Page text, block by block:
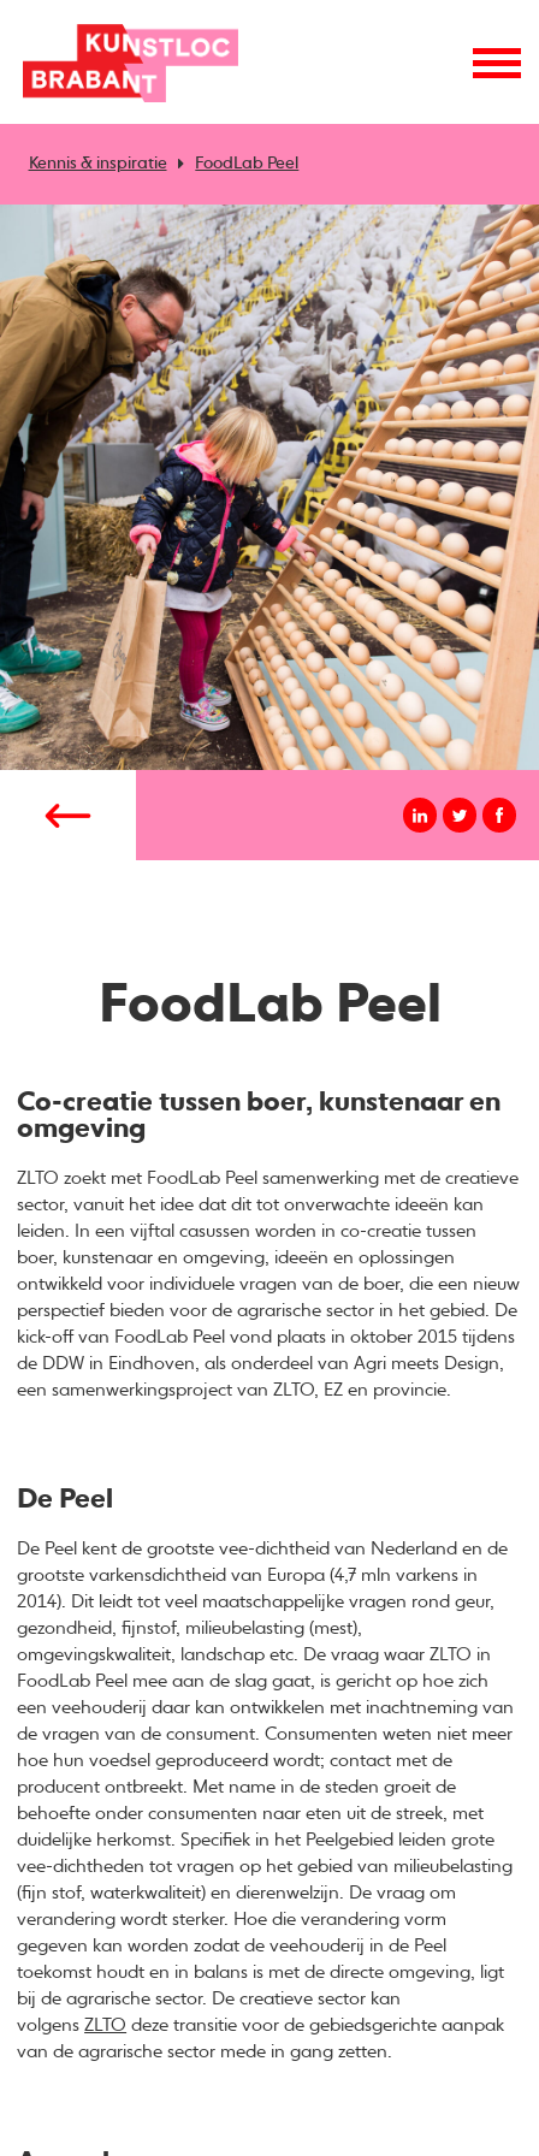
Kennis & inspiratie FoodLab Peel
FoodLab Peel
Co-creatie tussen boer, kunstenaar en
omgeving
ZLTO zoekt met FoodLab Peel samenwerking met de creatieve
sector, vanuit het idee dat dit tot onverwachte ideeën kan
leiden. In een vijftal casussen worden in co-creatie tussen
boer, kunstenaar en omgeving, ideeën en oplossingen
ontwikkeld voor individuele vragen van de boer, die een nieuw
perspectief bieden voor de agrarische sector in het gebied. De
kick-off van FoodLab Peel vond plaats in oktober 2015 tijdens
de DDW in Eindhoven, als onderdeel van Agri meets Design,
een samenwerkingsproject van ZLTO, EZ en provincie.
De Peel
De Peel kent de grootste vee-dichtheid van Nederland en de
grootste varkensdichtheid van Europa (4,7 mln varkens in
2014). Dit leidt tot veel maatschappelijke vragen rond geur,
gezondheid, fijnstof, milieubelasting (mest),
omgevingskwaliteit, landschap etc. De vraag waar ZLTO in
FoodLab Peel mee aan de slag gaat, is gericht op hoe zich
een veehouderij daar kan ontwikkelen met inachtneming van
de vragen van de consument. Consumenten weten niet meer
hoe hun voedsel geproduceerd wordt; contact met de
producent ontbreekt. Met name in de steden groeit de
behoefte onder consumenten naar eten uit de streek, met
duidelijke herkomst. Specifiek in het Peelgebied leiden grote
vee-dichtheden tot vragen op het gebied van milieubelasting
(fijn stof, waterkwaliteit) en dierenwelzijn. De vraag om
verandering wordt sterker. Hoe die verandering vorm
gegeven kan worden zodat de veehouderij in de Peel
toekomst houdt en in balans is met de directe omgeving, ligt
bij de agrarische sector. De creatieve sector kan
volgensZLTO deze transitie voor de gebiedsgerichte aanpak
van de agrarische sector mede in gang zetten.